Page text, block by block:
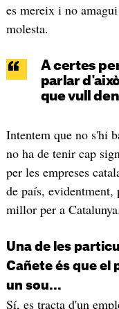
es mereix i no
molesta.
A certes
parlar
que vull
Intentem que no s'hi
no ha de tenir cap
per les empreses
de país, evidentment,
millor per a Catalunya.
Una de les
Cañete és que el
un sou...
Sí, es tracta d'un